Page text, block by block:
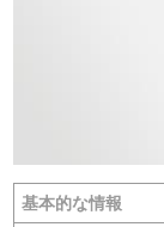
基本的な情報